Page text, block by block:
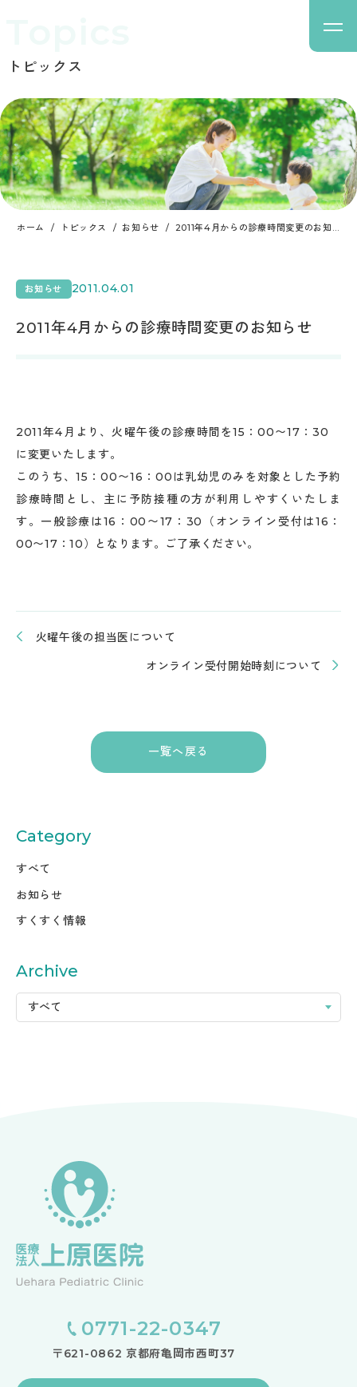
トピックス
ホーム トピックス お知らせ 2011年4月からの診療時間変更のお知らせ
お知らせ 2011.04.01
2011年4月からの診療時間変更のお知らせ
2011年4月より、火曜午後の診療時間を15：00〜17：30
に変更いたします。
このうち、15：00〜16：00は乳幼児のみを対象とした予約
診療時間とし、主に予防接種の方が利用しやすくいたしま
す。一般診療は16：00〜17：30（オンライン受付は16：
00〜17：10）となります。ご了承ください。
火曜午後の担当医について
オンライン受付開始時刻について
一覧へ戻る
Category
すべて
お知らせ
すくすく情報
Archive
0771-22-0347
〒621-0862 京都府亀岡市西町37